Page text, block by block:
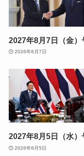
2027年8月7日（金）
2026年8月7日
2027年8月5日（水）
2026年8月5日